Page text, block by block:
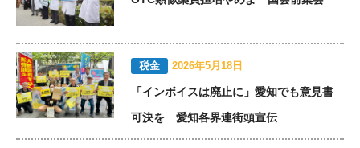
税金 2026年5月18日
「インボイスは廃止に」愛知でも意見書
可決を 愛知各界連街頭宣伝